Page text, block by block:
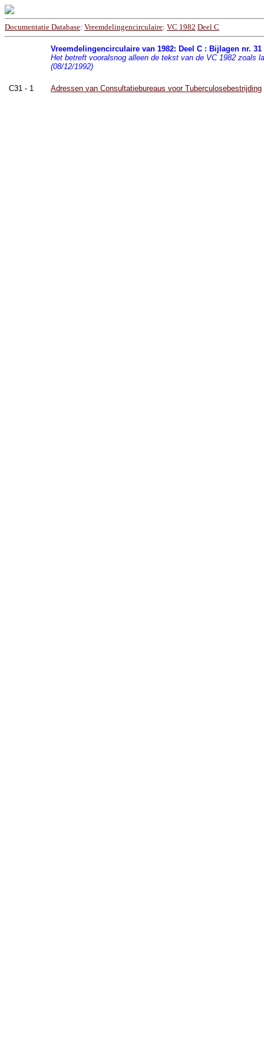
Documentatie Database: Vreemdelingencirculaire: VC 1982 Deel C
Vreemdelingencirculaire van 1982: Deel C : Bijlagen nr. 31
Het betreft vooralsnog alleen de tekst van de VC 1982 zoals
(08/12/1992)
C31 - 1 Adressen van Consultatiebureaus voor Tuberculosebestrijding